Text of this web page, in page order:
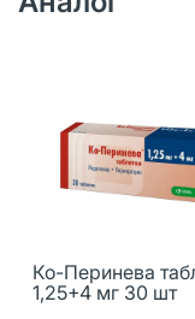
Ко-Перинева
1,25+4 мг 30 шт